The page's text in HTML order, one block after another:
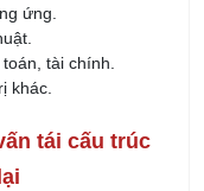
ứng.
tài chính.
khác.
tái cấu trúc